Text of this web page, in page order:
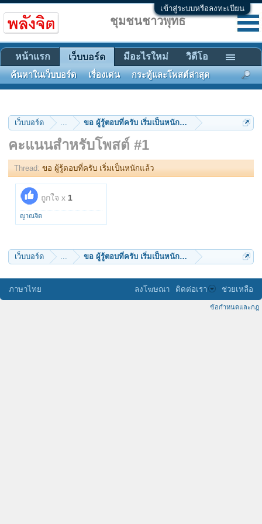
เข้าสู่ระบบหรือลงทะเบียน
เว็บบอร์ด ... ขอ ผู้รู้ตอบที่ครับ เริ่มเป็นหนักแล้ว
คะแนนสำหรับโพสต์ #1
Thread: ขอ ผู้รู้ตอบที่ครับ เริ่มเป็นหนักแล้ว
ถูกใจ x 1
ญาณจิต
เว็บบอร์ด ... ขอ ผู้รู้ตอบที่ครับ เริ่มเป็นหนักแล้ว
ชุมชนชาวพุทธ
หน้าแรก เว็บบอร์ด
ค้นหาในเว็บบอร์ด เรื่องเด่น กระทู้และโพสต์ล่าสุด
มีอะไรใหม่ วิดีโอ
ภาษาไทย ลงโฆษณา ติดต่อเรา ช่วยเหลือ
ข้อกำหนดและกฎ